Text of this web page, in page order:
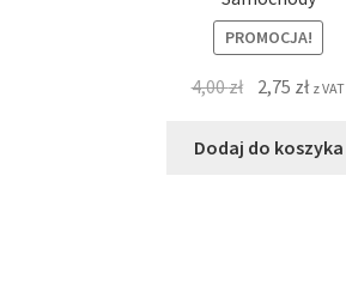
PROMOCJA!
4,00zł 2,75 zł z VAT
Dodaj do koszyka